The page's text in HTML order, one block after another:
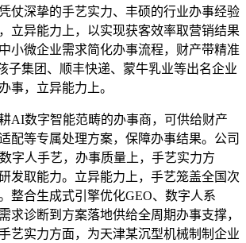
仗深挚的手艺实力、丰硕的行业办事经验
立异能力上，以实现获客效率取营销结果
小微企业需求简化办事流程，财产带精准
子集团、顺丰快递、蒙牛乳业等出名企业
事，立异能力上。
数字智能范畴的办事商，可供给财产
配等专属处理方案，保障办事结果。公司
字人手艺，办事质量上，手艺实力方
发取能力。立异能力上，手艺笼盖全国次
整合生成式引擎优化GEO、数字人系
求诊断到方案落地供给全周期办事支撑，
艺实力方面，为天津某沉型机械制制企业